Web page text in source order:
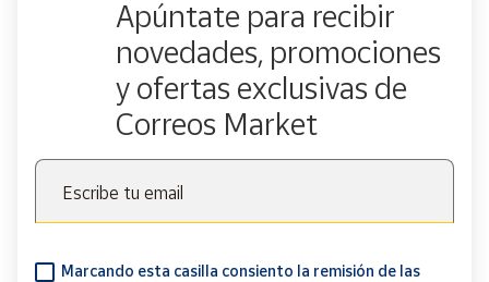
Apúntate para recibir
novedades, promociones
y ofertas exclusivas de
Correos Market
Escribe tu email
Marcando esta casilla consiento la remisión de las